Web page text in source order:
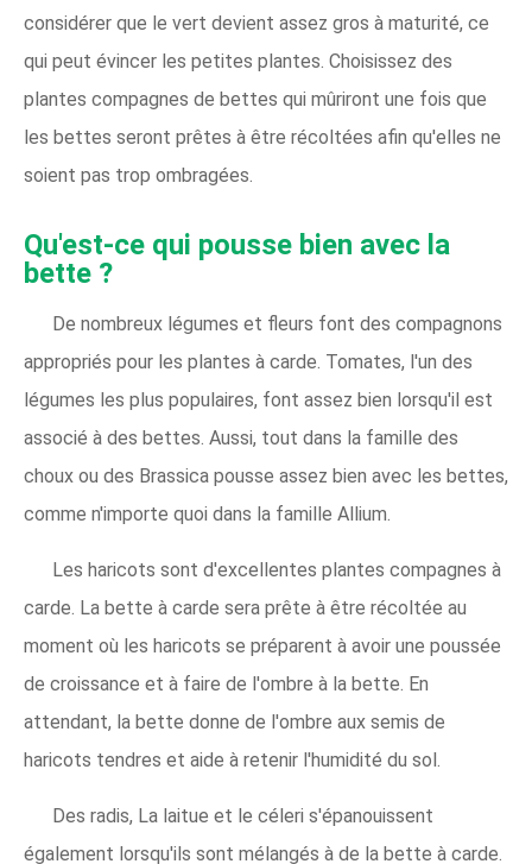
considérer que le vert devient assez gros à maturité, ce
qui peut évincer les petites plantes. Choisissez des
plantes compagnes de bettes qui mûriront une fois que
les bettes seront prêtes à être récoltées afin qu'elles ne
soient pas trop ombragées.
Qu'est-ce qui pousse bien avec la
bette ?
De nombreux légumes et fleurs font des compagnons
appropriés pour les plantes à carde. Tomates, l'un des
légumes les plus populaires, font assez bien lorsqu'il est
associé à des bettes. Aussi, tout dans la famille des
choux ou des Brassica pousse assez bien avec les bettes,
comme n'importe quoi dans la famille Allium.
Les haricots sont d'excellentes plantes compagnes à
carde. La bette à carde sera prête à être récoltée au
moment où les haricots se préparent à avoir une poussée
de croissance et à faire de l'ombre à la bette. En
attendant, la bette donne de l'ombre aux semis de
haricots tendres et aide à retenir l'humidité du sol.
Des radis, La laitue et le céleri s'épanouissent
également lorsqu'ils sont mélangés à de la bette à carde.